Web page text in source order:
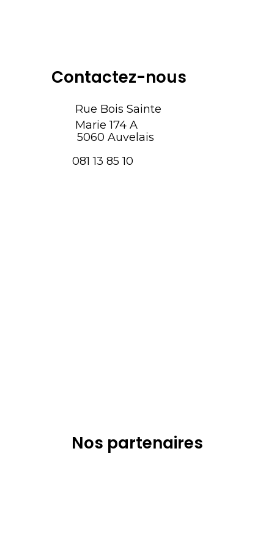
Contactez-nous
Rue Bois Sainte
Marie 174 A
5060 Auvelais
081 13 85 10
Nos partenaires